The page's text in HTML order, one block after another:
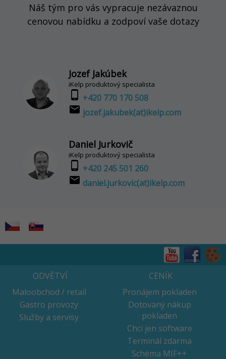
Náš tým pro vás vypracuje nezávaznou
cenovou nabídku a zodpoví vaše dotazy
Jozef Jakúbek
iKelp produktový specialista
phone_android +420 770 170 508
email jozef.jakubek(at)ikelp.com
Daniel Jurkovič
iKelp produktový specialista
phone_android +420 245 501 260
email daniel.jurkovic(at)ikelp.com
ODVĚTVÍ
Maloobchod / retail
Gastro provozy
Služby a servisy
CENÍK
Pronájem pokladen
Dotovaný nákup
pokladen
Chci jen software
Terminál zdarma
Schéma MIF++